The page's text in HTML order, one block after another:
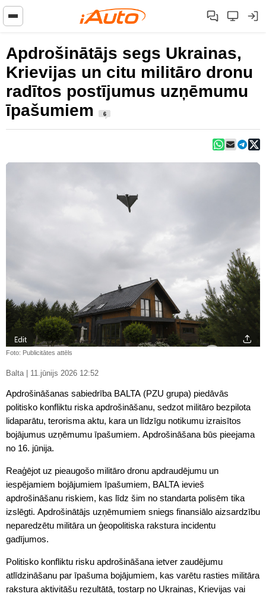
Apdrošinātājs segs Ukrainas,
Krievijas un citu militāro dronu
radītos postījumus uzņēmumu
īpašumiem
6
Foto: Publicitātes attēls
Balta | 11.jūnijs 2026 12:52
Apdrošināšanas sabiedrība BALTA (PZU grupa) piedāvās
politisko konfliktu riska apdrošināšanu, sedzot militāro bezpilota
lidaparātu, terorisma aktu, kara un līdzīgu notikumu izraisītos
bojājumus uzņēmumu īpašumiem. Apdrošināšana būs pieejama
no 16. jūnija.
Reaģējot uz pieaugošo militāro dronu apdraudējumu un
iespējamiem bojājumiem īpašumiem, BALTA ievieš
apdrošināšanu riskiem, kas līdz šim no standarta polisēm tika
izslēgti. Apdrošinātājs uzņēmumiem sniegs finansiālo aizsardzību
neparedzētu militāra un ģeopolitiska rakstura incidentu
gadījumos.
Politisko konfliktu risku apdrošināšana ietver zaudējumu
atlīdzināšanu par īpašuma bojājumiem, kas varētu rasties militāra
rakstura aktivitāšu rezultātā, tostarp no Ukrainas, Krievijas vai